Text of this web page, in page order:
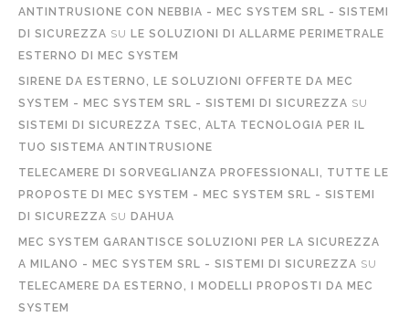
ANTINTRUSIONE CON NEBBIA - MEC SYSTEM SRL - SISTEMI
DI SICUREZZA SU LE SOLUZIONI DI ALLARME PERIMETRALE
ESTERNO DI MEC SYSTEM
SIRENE DA ESTERNO, LE SOLUZIONI OFFERTE DA MEC
SYSTEM - MEC SYSTEM SRL - SISTEMI DI SICUREZZA SU
SISTEMI DI SICUREZZA TSEC, ALTA TECNOLOGIA PER IL
TUO SISTEMA ANTINTRUSIONE
TELECAMERE DI SORVEGLIANZA PROFESSIONALI, TUTTE LE
PROPOSTE DI MEC SYSTEM - MEC SYSTEM SRL - SISTEMI
DI SICUREZZA SU DAHUA
MEC SYSTEM GARANTISCE SOLUZIONI PER LA SICUREZZA
A MILANO - MEC SYSTEM SRL - SISTEMI DI SICUREZZA SU
TELECAMERE DA ESTERNO, I MODELLI PROPOSTI DA MEC
SYSTEM